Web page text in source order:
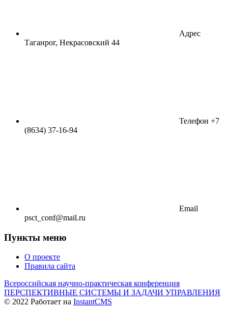
Адрес
Таганрог, Некрасовский 44
Телефон +7
(8634) 37-16-94
Email
psct_conf@mail.ru
Пункты меню
О проекте
Правила сайта
Всероссийская научно-практическая конференция
ПЕРСПЕКТИВНЫЕ СИСТЕМЫ И ЗАДАЧИ УПРАВЛЕНИЯ
© 2022 Работает на InstantCMS